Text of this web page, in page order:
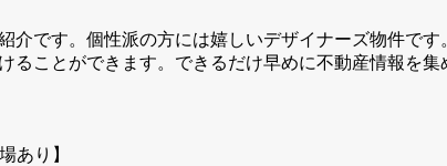
です。個性派の方には嬉しいデザイナーズ物件で
ることができます。できるだけ早めに不動産情報を
あり】